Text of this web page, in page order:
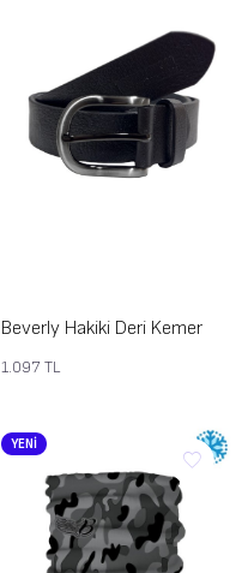
Beverly Hakiki Deri Kemer
1.097TL
YENİ